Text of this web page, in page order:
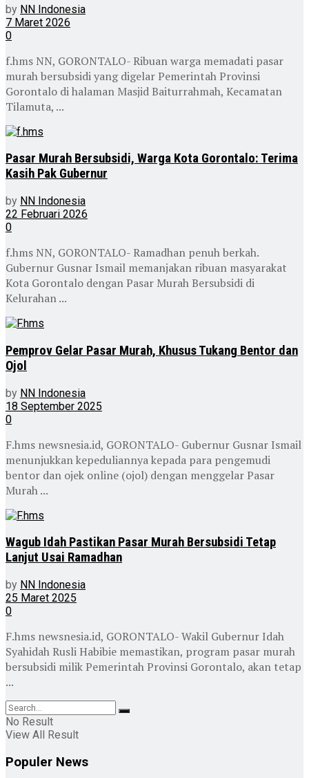
by NN Indonesia
7 Maret 2026
0
f.hms NN, GORONTALO- Ribuan warga memadati pasar
murah bersubsidi yang digelar Pemerintah Provinsi
Gorontalo di halaman Masjid Baiturrahmah, Kecamatan
Tilamuta, ...
Pasar Murah Bersubsidi, Warga Kota Gorontalo: Terima
Kasih Pak Gubernur
by NN Indonesia
22 Februari 2026
0
f.hms NN, GORONTALO- Ramadhan penuh berkah.
Gubernur Gusnar Ismail memanjakan ribuan masyarakat
Kota Gorontalo dengan Pasar Murah Bersubsidi di
Kelurahan ...
Pemprov Gelar Pasar Murah, Khusus Tukang Bentor dan
Ojol
by NN Indonesia
18 September 2025
0
F.hms newsnesia.id, GORONTALO- Gubernur Gusnar Ismail
menunjukkan kepeduliannya kepada para pengemudi
bentor dan ojek online (ojol) dengan menggelar Pasar
Murah ...
Wagub Idah Pastikan Pasar Murah Bersubsidi Tetap
Lanjut Usai Ramadhan
by NN Indonesia
25 Maret 2025
0
F.hms newsnesia.id, GORONTALO- Wakil Gubernur Idah
Syahidah Rusli Habibie memastikan, program pasar murah
bersubsidi milik Pemerintah Provinsi Gorontalo, akan tetap
...
No Result
View All Result
Populer News